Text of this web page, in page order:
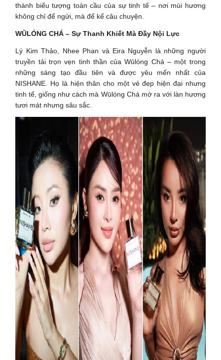
thành biểu tượng toàn cầu của sự tinh tế – nơi mùi hương
không chỉ để ngửi, mà để kể câu chuyện.
WŪLÓNG CHÁ – Sự Thanh Khiết Mà Đầy Nội Lực
Lý Kim Thảo, Nhee Phan và Eira Nguyễn là những người
truyền tải trọn vẹn tinh thần của Wūlóng Chá – một trong
những sáng tạo đầu tiên và được yêu mến nhất của
NISHANE. Họ là hiện thân cho một vẻ đẹp hiện đại nhưng
tinh tế, giống như cách mà Wūlóng Chá mở ra với làn hương
tươi mát nhưng sâu sắc.